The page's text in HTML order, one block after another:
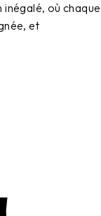
où chaque
et